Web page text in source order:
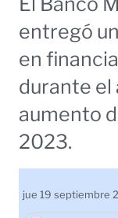
entregó
en
durante el
aumento
2023.
jue 19 septiembre